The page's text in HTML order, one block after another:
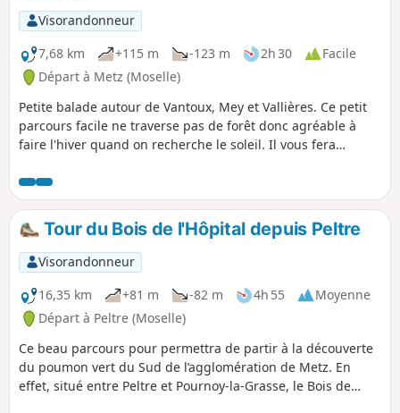
Visorandonneur
7,68 km
+115 m -123 m 2h 30
Facile
Départ à Metz (Moselle)
Petite balade autour de Vantoux, Mey et Vallières. Ce petit
parcours facile ne traverse pas de forêt donc agréable à
faire l'hiver quand on recherche le soleil. Il vous fera
Tour du Bois de l'Hôpital depuis Peltre
Visorandonneur
16,35 km
+81 m -82 m 4h 55
Moyenne
Départ à Peltre (Moselle)
Ce beau parcours pour permettra de partir à la découverte
du poumon vert du Sud de l’agglomération de Metz. En
effet, situé entre Peltre et Pournoy-la-Grasse, le Bois de